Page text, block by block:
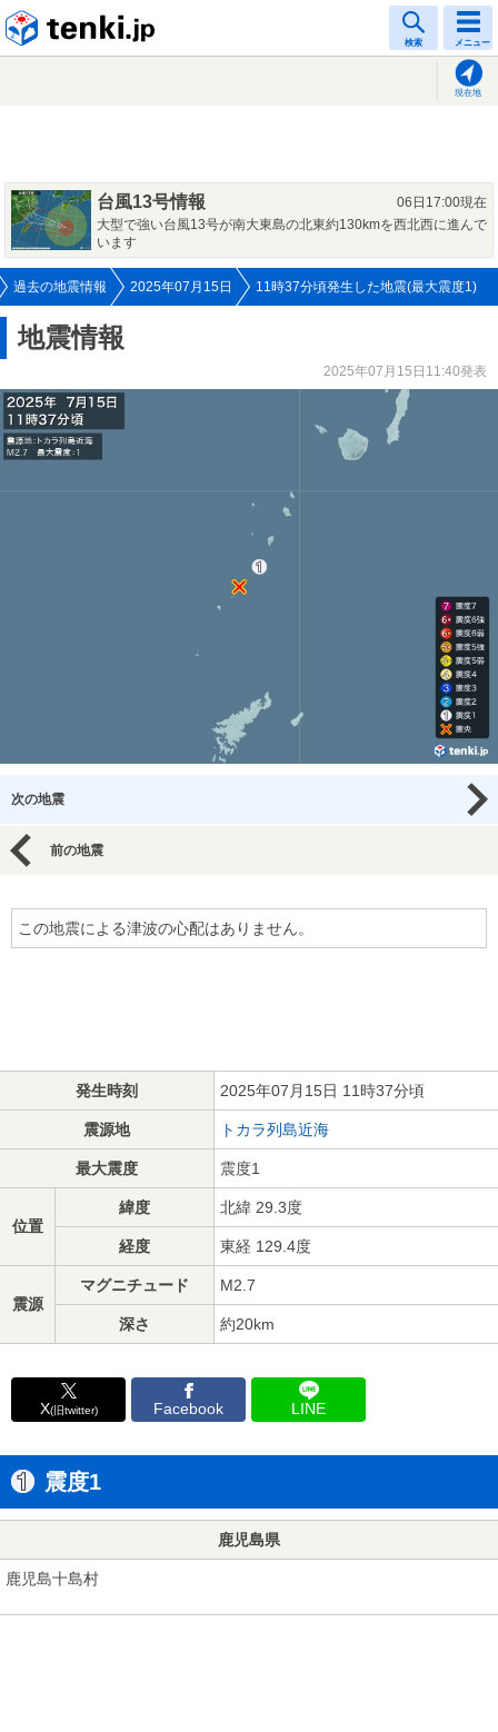
検索 メニュー
現在地
台風13号情報
06日17:00現在
大型で強い台風13号が南大東島の北東約130kmを西北西に進んで
います
過去の地震情報 2025年07月15日 11時37分頃発生した地震(最大震度1)
地震情報
2025年07月15日11:40発表
次の地震
前の地震
この地震による津波の心配はありません。
発生時刻 2025年07月15日 11時37分頃
震源地 トカラ列島近海
最大震度 震度1
位置
緯度 北緯 29.3度
経度 東経 129.4度
震源
マグニチュード M2.7
深さ 約20km
X(旧twitter) Facebook LINE
震度1
鹿児島県
鹿児島十島村